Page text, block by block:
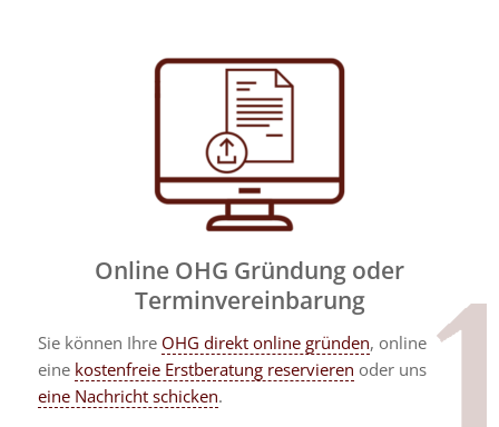
Online OHG Gründung oder
Terminvereinbarung
Sie können Ihre OHG direkt online gründen, online
eine kostenfreie Erstberatung reservieren oder uns
eine Nachricht schicken.